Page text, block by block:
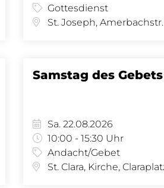
Gottesdienst
Samstag des Gebets
Sa. 22.08.2026
10:00 - 15:30 Uhr
Andacht/Gebet